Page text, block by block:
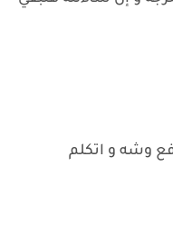
وشه و اتكلم